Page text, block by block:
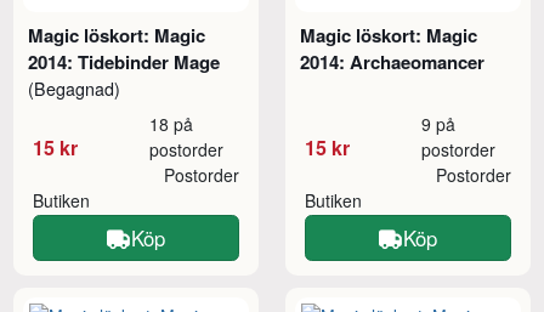
Magic löskort: Magic
2014: Tidebinder Mage
(Begagnad)
15 kr
18 på
postorder
Butiken
Postorder
Köp
Magic löskort: Magic
2014: Archaeomancer
15 kr
9 på
postorder
Butiken
Postorder
Köp